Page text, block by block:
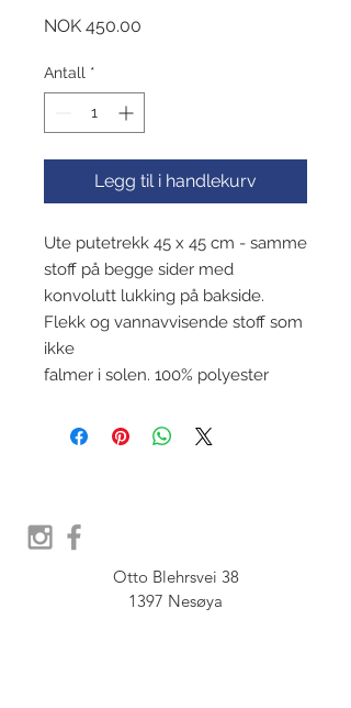
NOK 450.00
Antall *
Legg til i handlekurv
Ute putetrekk 45 x 45 cm - samme
stoff på begge sider med
konvolutt lukking på bakside.
Flekk og vannavvisende stoff som
ikke
falmer i solen. 100% polyester
Otto Blehrsvei 38
1397 Nesøya